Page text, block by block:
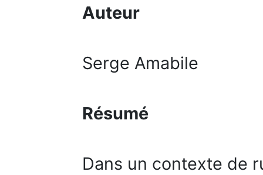
Auteur
Serge Amabile
Résumé
Dans un contexte de